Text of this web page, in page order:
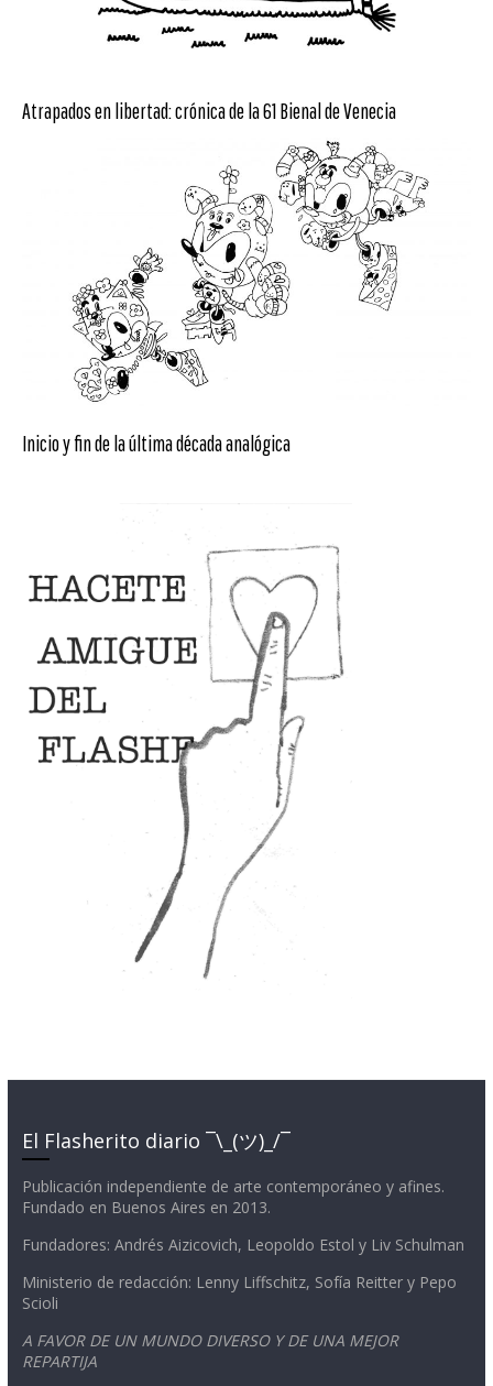
Atrapados en libertad: crónica de la 61 Bienal de Venecia
Inicio y fin de la última década analógica
El Flasherito diario ¯\_(ツ)_/¯
Publicación independiente de arte contemporáneo y afines.
Fundado en Buenos Aires en 2013.
Fundadores: Andrés Aizicovich, Leopoldo Estol y Liv Schulman
Ministerio de redacción: Lenny Liffschitz, Sofía Reitter y Pepo
Scioli
A FAVOR DE UN MUNDO DIVERSO Y DE UNA MEJOR
REPARTIJA